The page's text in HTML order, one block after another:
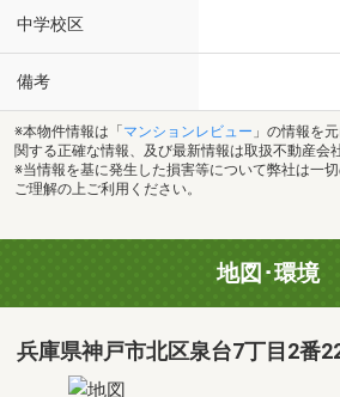
中学校区
備考
※本物件情報は「 マンションレビュー 」の情報を
関する正確な情報、及び最新情報は取扱不動産会
※当情報を基に発生した損害等について弊社は一
ご理解の上ご利用ください。
地図･環境
兵庫県神戸市北区泉台7丁目2番